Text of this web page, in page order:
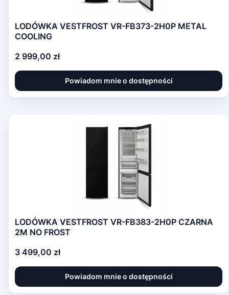
LODÓWKA VESTFROST VR-FB373-2H0P METAL
COOLING
Cena
2 999,00 zł
Powiadom mnie o dostępności
LODÓWKA VESTFROST VR-FB383-2H0P CZARNA
2M NO FROST
Cena
3 499,00 zł
Powiadom mnie o dostępności